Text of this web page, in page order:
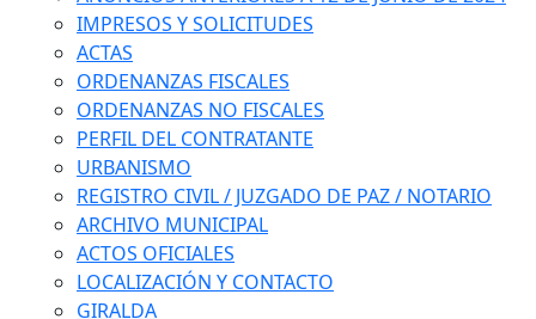
IMPRESOS Y SOLICITUDES
ACTAS
ORDENANZAS FISCALES
ORDENANZAS NO FISCALES
PERFIL DEL CONTRATANTE
URBANISMO
REGISTRO CIVIL / JUZGADO DE PAZ / NOTARIO
ARCHIVO MUNICIPAL
ACTOS OFICIALES
LOCALIZACIÓN Y CONTACTO
GIRALDA